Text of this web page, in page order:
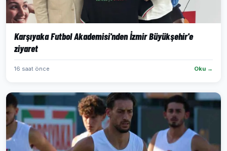
Karşıyaka Futbol Akademisi'nden İzmir Büyükşehir'e
ziyaret
16 saat önce Oku →